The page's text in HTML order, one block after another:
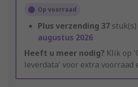
Op voorraad
Plus verzending 37
augustus 2026
Heeft u meer nodig? Klik op
leverdata' voor extra voorraad